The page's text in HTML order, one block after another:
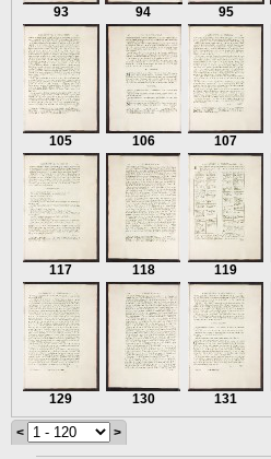
93 94 95
105 106 107
117 118 119
129 130 131
< >